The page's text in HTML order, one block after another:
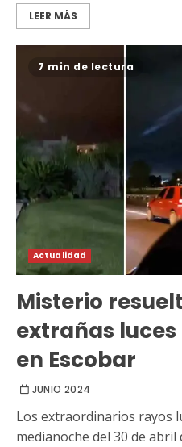
LEER MÁS
7 min de lectura
Actualidad
Misterio
extrañas luces
en Escobar
JUNIO 2024
Los extraordinarios rayos
medianoche del 30 de